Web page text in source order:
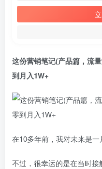
这份营销笔记(产品篇，流
到月入1W+
在10多年前，我对未来是一
不过，很幸运的是在当时